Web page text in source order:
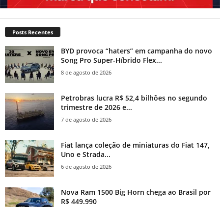
Posts Recentes
BYD provoca “haters” em campanha do novo
Song Pro Super-Híbrido Flex...
8 de agosto de 2026
Petrobras lucra R$ 52,4 bilhões no segundo
trimestre de 2026 e...
7 de agosto de 2026
Fiat lança coleção de miniaturas do Fiat 147,
Uno e Strada...
6 de agosto de 2026
Nova Ram 1500 Big Horn chega ao Brasil por
R$ 449.990